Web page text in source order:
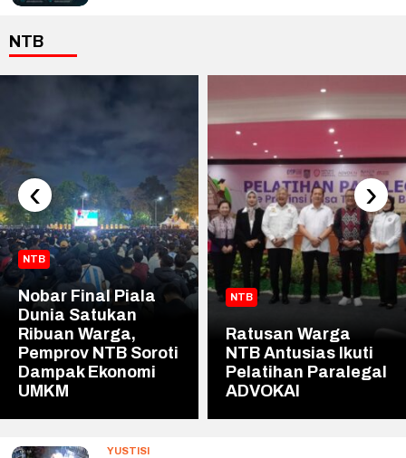
NTB
NTB
Nobar Final Piala
Dunia Satukan
Ribuan Warga,
Pemprov NTB Soroti
Dampak Ekonomi
UMKM
NTB
Ratusan Warga
NTB Antusias Ikuti
Pelatihan Paralegal
ADVOKAI
‹ ›
YUSTISI